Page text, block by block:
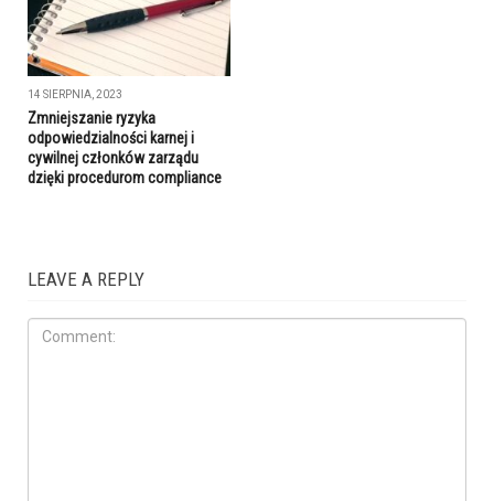
14 SIERPNIA, 2023
Zmniejszanie ryzyka
odpowiedzialności karnej i
cywilnej członków zarządu
dzięki procedurom compliance
LEAVE A REPLY